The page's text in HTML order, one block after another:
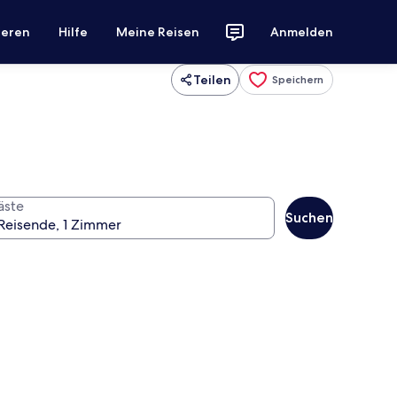
Hilfe Meine Reisen Anmelden
Teilen Speichern
Suchen